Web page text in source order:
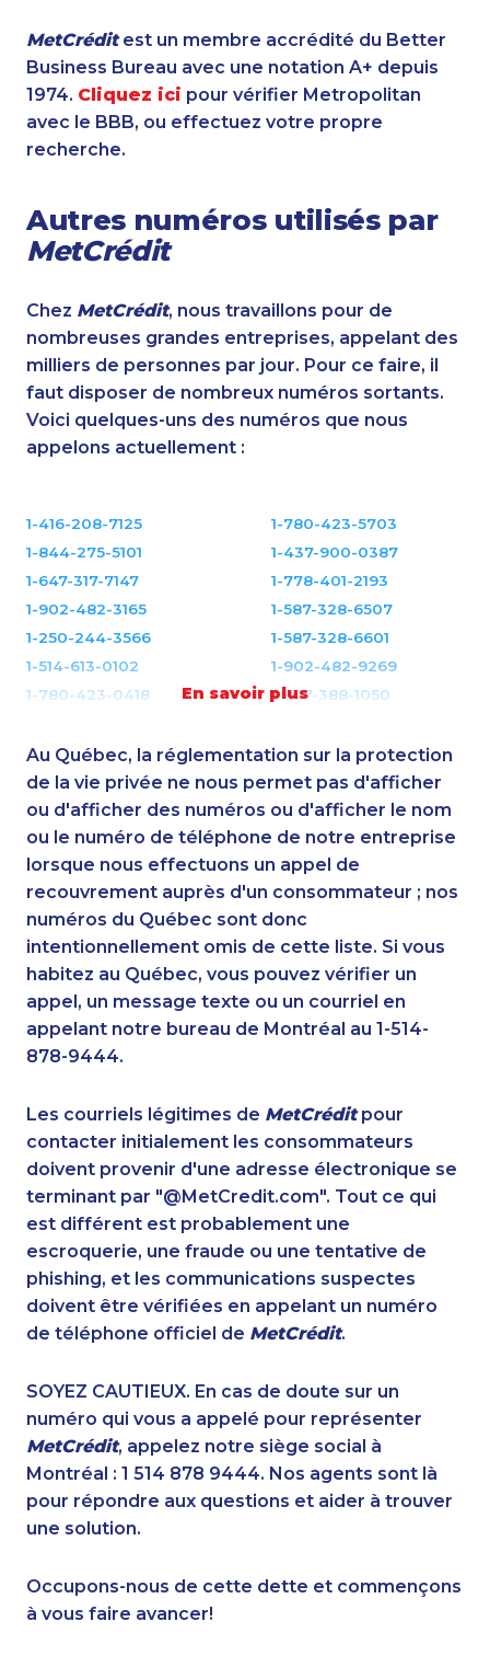
MetCréditest un membre accrédité du Better
Business Bureau avec une notation A+ depuis
1974. Cliquez ici pour vérifier Metropolitan
avec le BBB, ou effectuez votre propre
recherche.
Autres numéros utilisés par
MetCrédit
Chez MetCrédit, nous travaillons pour de
nombreuses grandes entreprises, appelant des
milliers de personnes par jour. Pour ce faire, il
faut disposer de nombreux numéros sortants.
Voici quelques-uns des numéros que nous
appelons actuellement :
En savoir plus
1-416-208-7125
1-780-423-5703
1-844-275-5101
1-437-900-0387
1-647-317-7147
1-778-401-2193
1-902-482-3165
1-587-328-6507
1-250-244-3566
1-587-328-6601
1-514-613-0102
1-902-482-9269
1-780-423-0418
1-877-388-1050
1-647-722-9431
1-647-715-6068
1-819-201-0874
1-587-328-6537
1-514-448-1286
1-514-798-8832
1-902-482-2173
1-780-936-8233
1-780-936-8234
1-902-701-3550
1-587-543-0624
1-437-900-0401
1-514-788-3674
1-780-420-2382
1-438-289-3507
1-877-788-1751
1-587-318-5592
1-780-426-2842
1-604-282-0619
1-647-715-6073
1-902-482-9281
1-587-328-6509
1-587-328-6530
1-877-788-1754
1-647-715-6074
1-250-244-3512
1-647-560-4081
1-587-328-6572
1-647-503-3775
1-780-936-8231
1-902-706-0851
1-514-788-4922
1-587-409-6677
1-418-591-1793
1-778-401-7102
1-902-482-2198
1-403-855-4053
1-514-788-7629
1-902-482-1883
1-905-823-3587
1-647-694-6076
1-587-316-3396
1-778-402-8831
1-514-798-8827
1-587-319-2104
1-506-300-0086
1-877-788-1753
Au Québec, la réglementation sur la protection
de la vie privée ne nous permet pas d'afficher
ou d'afficher des numéros ou d'afficher le nom
ou le numéro de téléphone de notre entreprise
lorsque nous effectuons un appel de
recouvrement auprès d'un consommateur ; nos
numéros du Québec sont donc
intentionnellement omis de cette liste. Si vous
habitez au Québec, vous pouvez vérifier un
appel, un message texte ou un courriel en
appelant notre bureau de Montréal au 1-514-
878-9444.
Les courriels légitimes de MetCréditpour
contacter initialement les consommateurs
doivent provenir d'une adresse électronique se
terminant par "@MetCredit.com". Tout ce qui
est différent est probablement une
escroquerie, une fraude ou une tentative de
phishing, et les communications suspectes
doivent être vérifiées en appelant un numéro
de téléphone officiel de MetCrédit.
SOYEZ CAUTIEUX. En cas de doute sur un
numéro qui vous a appelé pour représenter
MetCrédit, appelez notre siège social à
Montréal : 1 514 878 9444. Nos agents sont là
pour répondre aux questions et aider à trouver
une solution.
Occupons-nous de cette dette et commençons
à vous faire avancer!